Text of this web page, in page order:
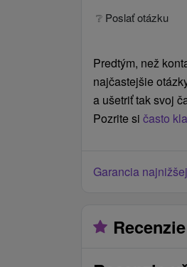
❔ Poslať otázku
Predtým, než
najčastejšie
a ušetriť tak svoj
Pozrite si často
Garancia
Recenzie